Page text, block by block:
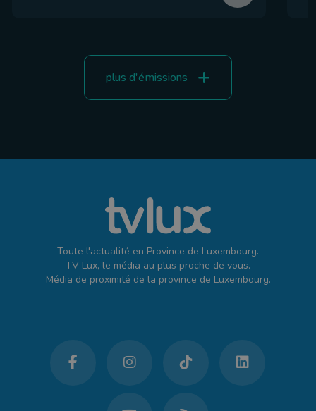
plus d'émissions
Toute l'actualité en Province de Luxembourg.
TV Lux, le média au plus proche de vous.
Média de proximité de la province de Luxembourg.